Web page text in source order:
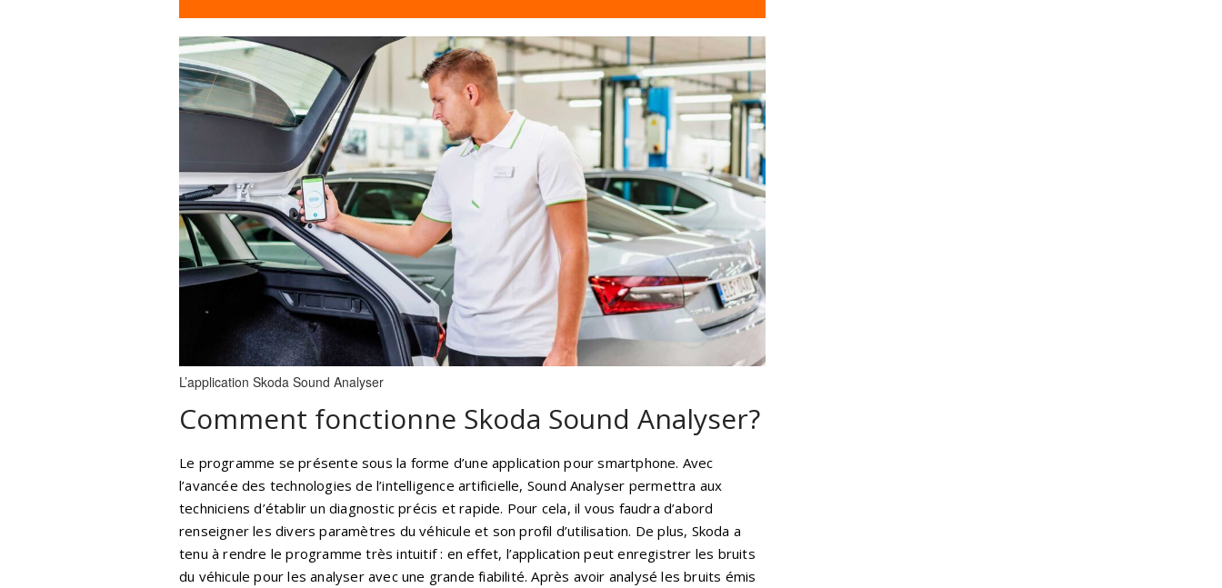
L’application Skoda Sound Analyser
Comment fonctionne Skoda Sound Analyser?
Le programme se présente sous la forme d’une application pour smartphone. Avec
l’avancée des technologies de l’intelligence artificielle, Sound Analyser permettra aux
techniciens d’établir un diagnostic précis et rapide. Pour cela, il vous faudra d’abord
renseigner les divers paramètres du véhicule et son profil d’utilisation. De plus, Skoda a
tenu à rendre le programme très intuitif : en effet, l’application peut enregistrer les bruits
du véhicule pour les analyser avec une grande fiabilité. Après avoir analysé les bruits émis